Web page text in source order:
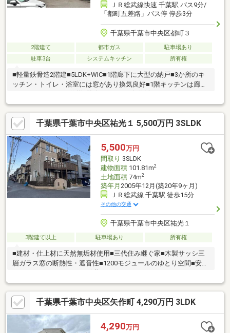
ＪＲ総武線快速 千葉駅 バス9分/
「都町五差路」バス停 停歩3分
千葉県千葉市中央区都町３
2階建て 都市ガス
駐車場あり
駐車3台
システムキッチン 所有権
■軽量鉄骨造2階建■5LDK+WIC■1階廊下に大型の納戸■3か所のキ
ッチン・トイレ・浴室には窓があり換気良好■1階キッチンは廊下
千葉県千葉市中央区祐光１ 5,500万円 3SLDK
5,500万円
間取り 3SLDK
建物面積101.81m2
土地面積74m2
築年月 2005年12月(築20年9ヶ月)
ＪＲ総武線 千葉駅 徒歩15分
その他の交通
千葉県千葉市中央区祐光１
3階建て以上 駐車場あり 所有権
■建材・仕上材に天然無垢材使用■三代住み継ぐ家■木製サッシ三
層ガラス窓の断熱性・遮音性■1200モジュールのゆとり空間■安心
年無料定期健診システム） ■24時間熱交換型換気システム■高気
密・高断熱・計画換気 ■優れた耐震性能■高い防犯性能■火災に強
い防火性能■強力な台風にも負けない耐風・耐水性能
千葉県千葉市中央区矢作町 4,290万円 3LDK
4,290万円